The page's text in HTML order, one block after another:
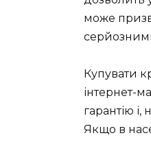
може
Купувати
інтернет-
гарантію
Якщо в